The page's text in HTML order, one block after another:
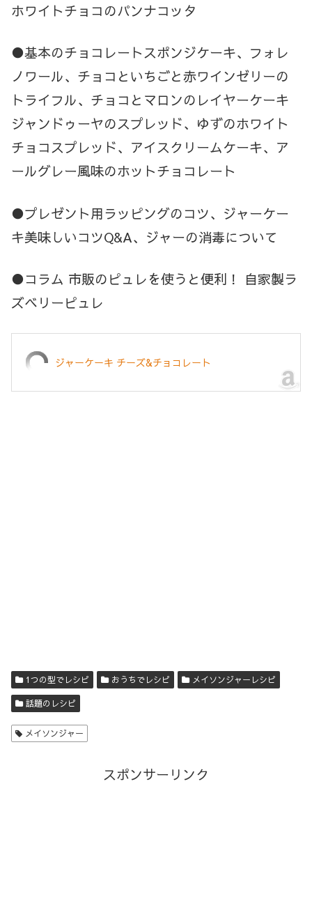
ホワイトチョコのパンナコッタ
●基本のチョコレートスポンジケーキ、フォレ
ノワール、チョコといちごと赤ワインゼリーの
トライフル、チョコとマロンのレイヤーケーキ
ジャンドゥーヤのスプレッド、ゆずのホワイト
チョコスプレッド、アイスクリームケーキ、ア
ールグレー風味のホットチョコレート
●プレゼント用ラッピングのコツ、ジャーケー
キ美味しいコツQ&A、ジャーの消毒について
●コラム 市販のピュレを使うと便利！ 自家製ラ
ズベリーピュレ
ジャーケーキ チーズ&チョコレート
1つの型でレシピ おうちでレシピ メイソンジャーレシピ
話題のレシピ
メイソンジャー
スポンサーリンク